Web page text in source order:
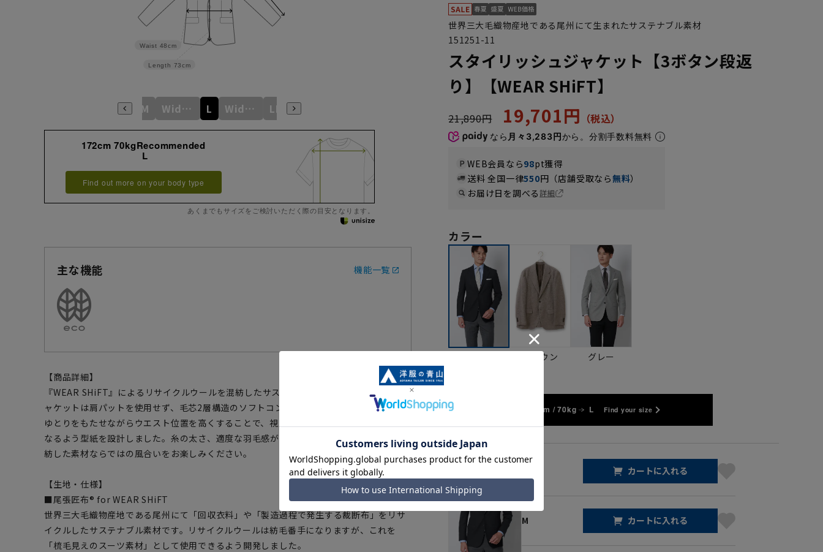
Length 73cm
Waist 48cm
Wide S M Wide M L Wide L LL
172cm 70kgRecommended
L
Find out more on your body type
あくまでもサイズをご検討いただく際の目安となります。
主な機能 機能一覧
【商品詳細】
『WEAR SHiFT』によるリサイクルウールを混紡したサステナブルなジャケットです。ジ
ャケットは肩パットを使用せず、毛芯2層構造のソフトコンストラクション仕立て。身幅に
ゆとりをもたせながらウエスト位置を高くすることで、視覚的にスマートなシルエットに
なるよう型紙を設計しました。糸の太さ、適度な羽毛感が醸し出すリサイクルウールを混
紡した素材ならではの風合いをお楽しみください。
【生地・仕様】
■尾張匠布® for WEAR SHiFT
世界三大毛織物産地である尾州にて「回収衣料」や「製造過程で発生する裁断布」をリサ
イクルしたサステナブル素材です。リサイクルウールは紡毛番手になりますが、これを
「梳毛見えのスーツ素材」として使用できるよう開発しました。
世界三大毛織物産地である尾州にて生まれたサステナブル素材
151251-11
スタイリッシュジャケット【3ボタン段返
り】【WEAR SHiFT】
21,890円 19,701円
なら 月々3,283円から。分割手数料無料
WEB会員なら98pt獲得
送料 全国一律550円（店舗受取なら無料）
お届け日を調べる詳細
カラー
ブラウン グレー
172cm / 70kg L Find your size
カートに入れる
M カートに入れる